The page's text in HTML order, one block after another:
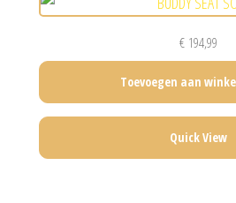
€194,99
Toevoegen aan
Quick View